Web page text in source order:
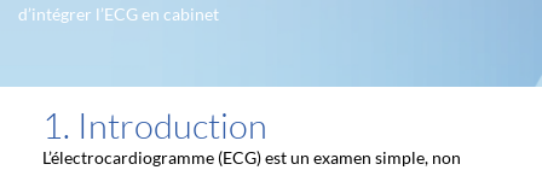
d’intégrer l’ECG en cabinet
1. Introduction
L’électrocardiogramme (ECG) est un examen simple, non